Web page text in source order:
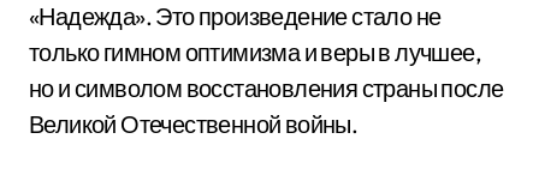
«Надежда». Это произведение стало не
только гимном оптимизма и веры в лучшее,
но и символом восстановления страны после
Великой Отечественной войны.